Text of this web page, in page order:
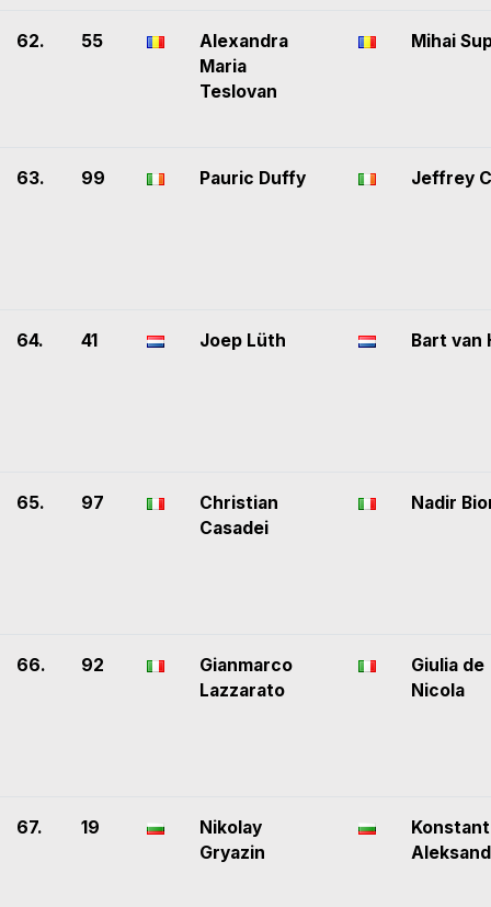
62. 55
Alexandra
Maria
Teslovan
Mihai
63. 99 Pauric Duffy Jeffrey
64. 41 Joep Lüth Bart van
65. 97
Christian
Casadei
Nadir
66. 92
Gianmarco
Lazzarato
Giulia de
Nicola
67. 19
Nikolay
Gryazin